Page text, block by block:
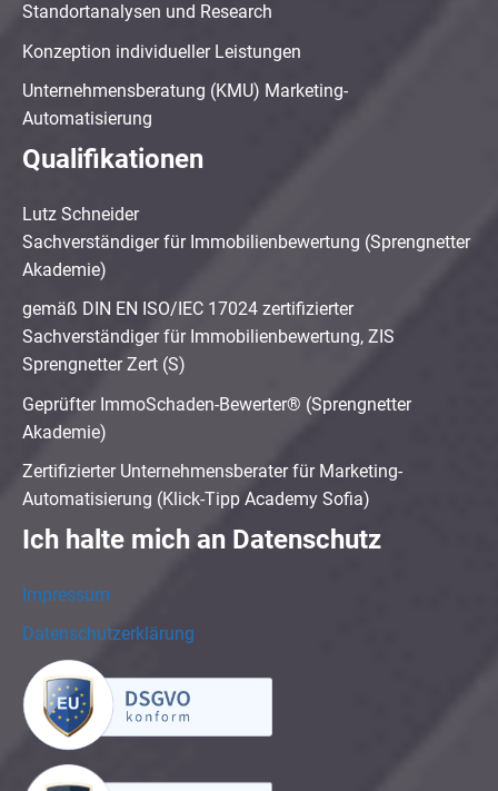
Standortanalysen und Research
Konzeption individueller Leistungen
Unternehmensberatung (KMU) Marketing-
Automatisierung
Qualifikationen
Lutz Schneider
Sachverständiger für Immobilienbewertung (Sprengnetter
Akademie)
gemäß DIN EN ISO/IEC 17024 zertifizierter
Sachverständiger für Immobilienbewertung, ZIS
Sprengnetter Zert (S)
Geprüfter ImmoSchaden-Bewerter® (Sprengnetter
Akademie)
Zertifizierter Unternehmensberater für Marketing-
Automatisierung (Klick-Tipp Academy Sofia)
Ich halte mich an Datenschutz
Impressum
Datenschutzerklärung